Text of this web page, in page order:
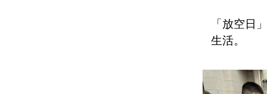
「放空日
生活。